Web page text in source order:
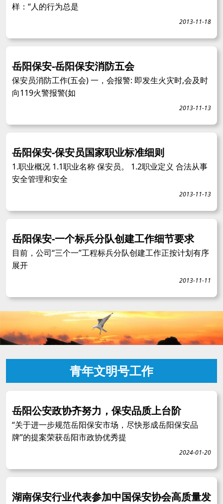
样：“人的行为总是
2013-11-18
岳阳保安-岳阳保安消防五会
保安员消防工作(五会) 一，会报警: 即发生火灾时,会及时
向119火警报警(如
2013-11-13
岳阳保安-保安员国家职业标准细则
1.职业概况 1.1职业名称 保安员。 1.2职业定义 合法从事
安全管理和安全
2013-11-13
岳阳保安-一个标兵分队创建工作细节要求
目前，公司“三个一”工程标兵分队创建工作正按计划有序
展开
2013-11-11
青年文明号工作
岳阳公安政协齐努力，保安品质上台阶
“关于进一步规范岳阳保安市场，尽快形成岳阳保安品
牌”的提案荣获岳阳市政协优秀提
2024-01-20
湖南保安行业代表参加中国保安协会高质量发